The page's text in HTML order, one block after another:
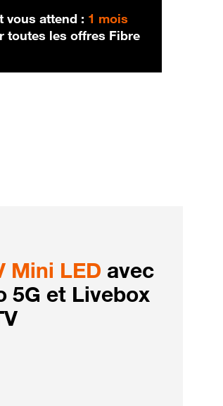
vous attend : 1 mois
toutes les offres Fibre
Mini LED avec
5G et Livebox